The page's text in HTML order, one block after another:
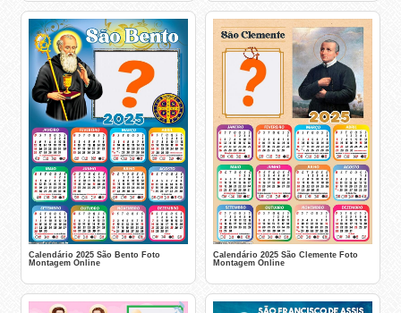
Calendário 2025 São Bento Foto
Montagem Online
Calendário 2025 São Clemente Foto
Montagem Online